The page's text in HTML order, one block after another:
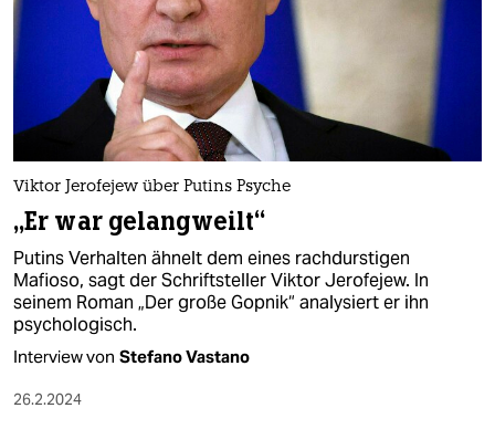
unterstützen
genossenschaft
Viktor Jerofejew über Putins Psyche
„Er war gelangweilt“
Putins Verhalten ähnelt dem eines rachdurstigen
Mafioso, sagt der Schriftsteller Viktor Jerofejew. In
seinem Roman „Der große Gopnik“ analysiert er ihn
psychologisch.
Interview von Stefano Vastano
26.2.2024